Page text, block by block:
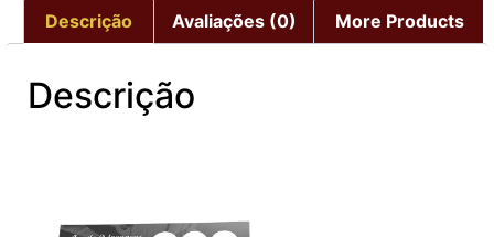
Descrição Avaliações (0) More Products
Descrição